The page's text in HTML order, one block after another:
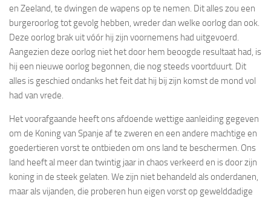
en Zeeland, te dwingen de wapens op te nemen. Dit alles zou een
burgeroorlog tot gevolg hebben, wreder dan welke oorlog dan ook.
Deze oorlog brak uit vóór hij zijn voornemens had uitgevoerd.
Aangezien deze oorlog niet het door hem beoogde resultaat had, is
hij een nieuwe oorlog begonnen, die nog steeds voortduurt. Dit
alles is geschied ondanks het feit dat hij bij zijn komst de mond vol
had van vrede.
Het voorafgaande heeft ons afdoende wettige aanleiding gegeven
om de Koning van Spanje af te zweren en een andere machtige en
goedertieren vorst te ontbieden om ons land te beschermen. Ons
land heeft al meer dan twintig jaar in chaos verkeerd en is door zijn
koning in de steek gelaten. We zijn niet behandeld als onderdanen,
maar als vijanden, die proberen hun eigen vorst op gewelddadige